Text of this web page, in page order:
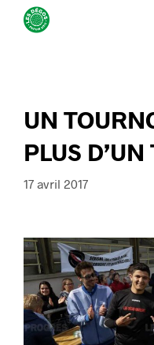
UN
PLUS D’UN
17 avril 2017